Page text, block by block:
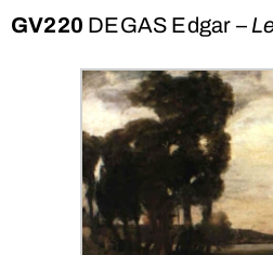
GV220 DEGAS Edgar –